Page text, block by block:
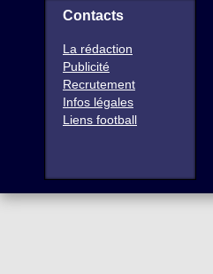
Contacts
La rédaction
Publicité
Recrutement
Infos légales
Liens football